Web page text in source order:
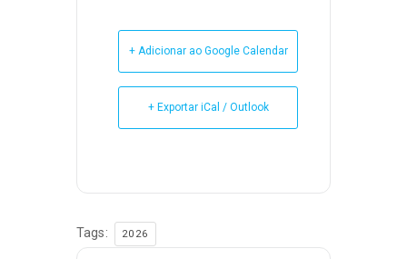
+ Adicionar ao Google Calendar
+ Exportar iCal / Outlook
Tags: 2026